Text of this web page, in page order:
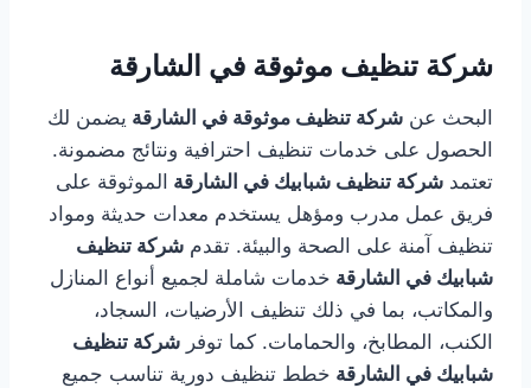
شركة تنظيف موثوقة في الشارقة
البحث عن شركة تنظيف موثوقة في الشارقة يضمن لك
الحصول على خدمات تنظيف احترافية ونتائج مضمونة.
تعتمد شركة تنظيف شبابيك في الشارقة الموثوقة على
فريق عمل مدرب ومؤهل يستخدم معدات حديثة ومواد
تنظيف آمنة على الصحة والبيئة. تقدم شركة تنظيف
شبابيك في الشارقة خدمات شاملة لجميع أنواع المنازل
والمكاتب، بما في ذلك تنظيف الأرضيات، السجاد،
الكنب، المطابخ، والحمامات. كما توفر شركة تنظيف
شبابيك في الشارقة خطط تنظيف دورية تناسب جميع